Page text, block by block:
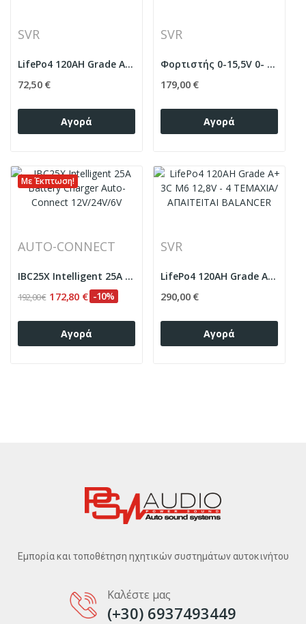
SVR
LifePo4 120AH Grade A+ 3C M6 3,2V -1...
72,50 €
Αγορά
SVR
Φορτιστής 0-15,5V 0- 85A LiFePo4- Lion-AGM-GEL...
179,00 €
Αγορά
Με Έκπτωση!
AUTO-CONNECT
IBC25X Intelligent 25A Battery Charger...
192,00 € 172,80 € -10%
Αγορά
SVR
LifePo4 120AH Grade A+ 3C M6 12,8V - 4...
290,00 €
Αγορά
Εμπορία και τοποθέτηση ηχητικών συστημάτων αυτοκινήτου
Καλέστε μας
(+30) 6937493449